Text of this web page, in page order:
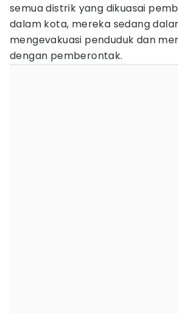
semua distrik yang dikuasai
dalam kota, mereka sedang
mengevakuasi penduduk dan
dengan pemberontak.